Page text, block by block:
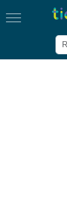
Mobile Menu